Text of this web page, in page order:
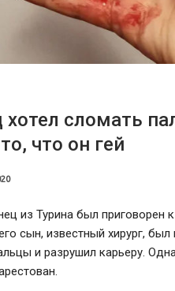
хотел сломать
что он гей
из Турина был
сын, известный хирург,
и разрушил карьеру.